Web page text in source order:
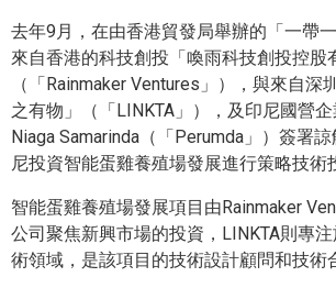
去年9月，在由香港貿發局舉辦的「一帶
來自香港的科技創投「喚雨科技創投控股
（「Rainmaker Ventures」），與來自深
之有物」（「LINKTA」），及印尼國營
Niaga Samarinda（「Perumda」）簽署
尼投資智能蛋雞養殖場發展進行策略技術
智能蛋雞養殖場發展項目由Rainmaker
公司聚焦新興市場的投資，LINKTA則專
術領域，是該項目的技術設計顧問和技術